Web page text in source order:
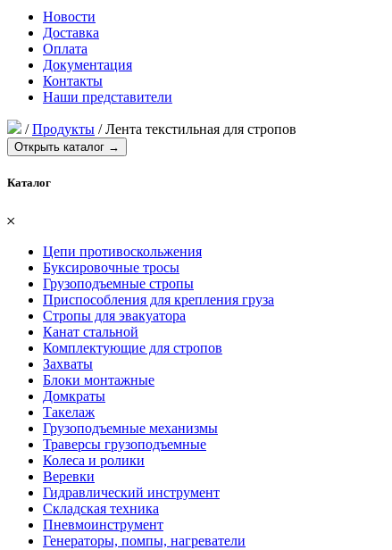
Новости
Доставка
Оплата
Документация
Контакты
Наши представители
/Продукты /Лента текстильная для стропов
Открыть каталог →
Каталог
𐄂
Цепи противоскольжения
Буксировочные тросы
Грузоподъемные стропы
Приспособления для крепления груза
Стропы для эвакуатора
Канат стальной
Комплектующие для стропов
Захваты
Блоки монтажные
Домкраты
Такелаж
Грузоподъемные механизмы
Траверсы грузоподъемные
Колеса и ролики
Веревки
Гидравлический инструмент
Складская техника
Пневмоинструмент
Генераторы, помпы, нагреватели